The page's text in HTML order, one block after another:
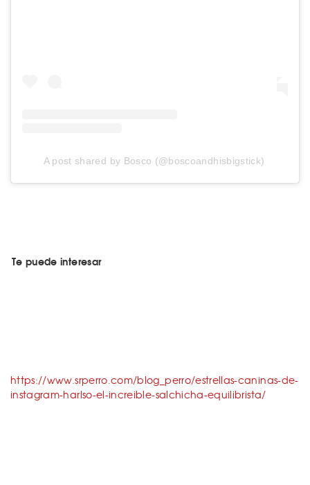
A post shared by Bosco (@boscoandhisbigstick)
Te puede interesar
https://www.srperro.com/blog_perro/estrellas-caninas-de-
instagram-harlso-el-increible-salchicha-equilibrista/